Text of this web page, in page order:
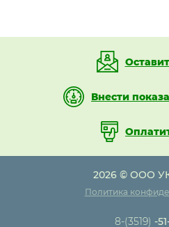
Внести
2026 © ООО
Политика
8-(3519) -